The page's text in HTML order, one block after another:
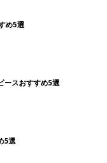
め5選
ースおすすめ5選
5選